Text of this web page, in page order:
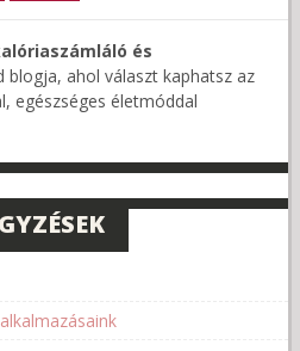
és
blogja, ahol választ kaphatsz az
egészséges életmóddal